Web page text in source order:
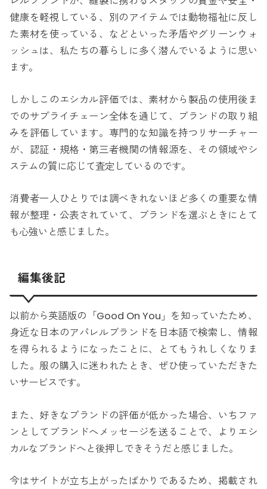
健康を軽視している、別のアイテムでは動物福祉に反し
た素材を使っている、などといった矛盾やグリーンウォ
ッシュは、私たちの暮らしに多く潜んでいるように思い
ます。
しかしこのエシカル評価では、素材から製品の使用後ま
でのサプライチェーン全体を通じて、ブランドの取り組
みを評価しています。専門的な知識を持つリサーチャー
が、認証・規格・第三者機関の情報源を、その領域やシ
ステムの質に応じて査定しているのです。
消費者一人ひとりでは調べきれないほど多くの重要な情
報が整理・公表されていて、ブランドを選ぶときにとて
も心強いと感じました。
編集後記
以前から英語版の「Good On You」を知っていたため、
身近な日本のアパレルブランドを日本語で検索し、情報
を得られるようになったことに、とてもうれしくなりま
した。服の購入に迷われたとき、ぜひ使っていただきた
いサービスです。
また、好きなブランドの評価が低かった場合、いちファ
ンとしてブランドへメッセージを送ることで、よりエシ
カルなブランドへと後押しできそうだと感じました。
今はサイトが立ち上がったばかりであるため、掲載され